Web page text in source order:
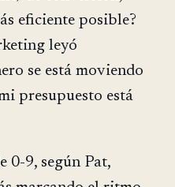
eficiente posible?
leyó
se está moviendo
presupuesto está
0-9, según Pat,